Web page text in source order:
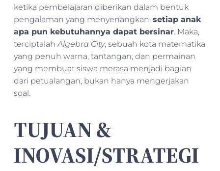
ketika pembelajaran diberikan dalam bentuk
pengalaman yang menyenangkan, setiap anak
apa pun kebutuhannya dapat bersinar. Maka,
terciptalah Algebra City, sebuah kota matematika
yang penuh warna, tantangan, dan permainan
yang membuat siswa merasa menjadi bagian
dari petualangan, bukan hanya mengerjakan
soal.
TUJUAN &
INOVASI/STRATEGI